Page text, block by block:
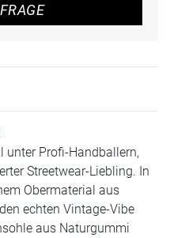
unter Profi-Handballern,
Streetwear-Liebling. In
Obermaterial aus
echten Vintage-Vibe
aus Naturgummi